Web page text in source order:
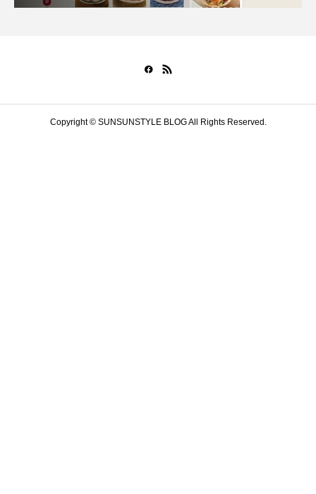
Copyright © SUNSUNSTYLE BLOG All Rights Reserved.